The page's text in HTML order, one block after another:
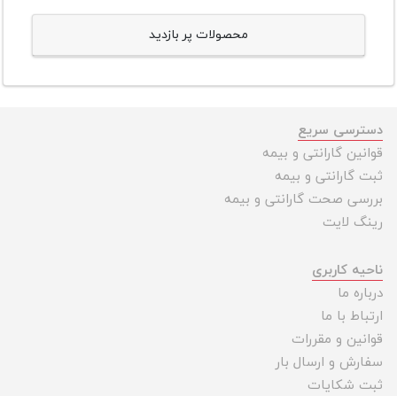
محصولات پر بازدید
دسترسی سریع
قوانین گارانتی و بیمه
ثبت گارانتی و بیمه
بررسی صحت گارانتی و بیمه
رینگ لایت
ناحیه کاربری
درباره ما
ارتباط با ما
قوانین و مقررات
سفارش و ارسال بار
ثبت شکایات